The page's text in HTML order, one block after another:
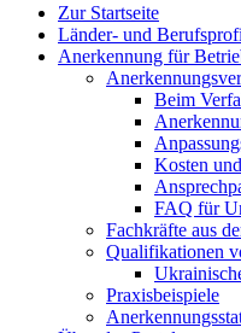
Zur Startseite
Länder- und
Anerkennung für
Beim
Kosten
FAQ für
Fachkräfte aus
Qualifikationen
Praxisbeispiele